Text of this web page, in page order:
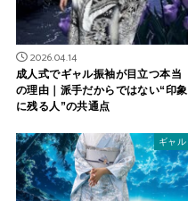
2026.04.14
成人式でギャル振袖が目立つ本当
の理由｜派手だからではない“印象
に残る人”の共通点
ギャル